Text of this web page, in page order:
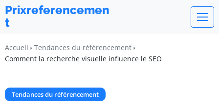
Prixreferencemen
t
Accueil
Tendances du référencement
Comment la recherche visuelle influence le SEO
Tendances du référencement